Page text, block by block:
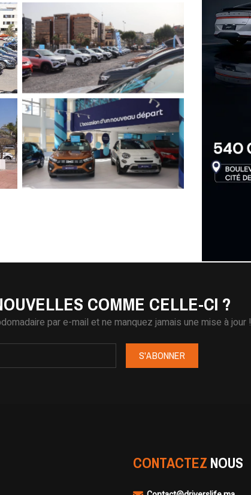
COMME CELLE-CI ?
par e-mail et ne manquez jamais une mise à jour !
S'ABONNER
CONTACTEZ NOUS